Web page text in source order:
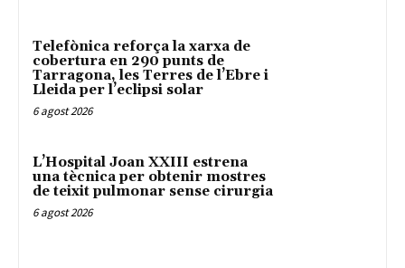
Telefònica reforça la xarxa de
cobertura en 290 punts de
Tarragona, les Terres de l’Ebre i
Lleida per l’eclipsi solar
6 agost 2026
L’Hospital Joan XXIII estrena
una tècnica per obtenir mostres
de teixit pulmonar sense cirurgia
6 agost 2026